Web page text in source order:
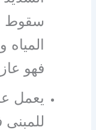
سقوط
فهو
يعمل